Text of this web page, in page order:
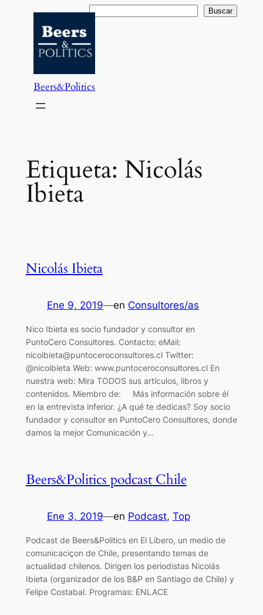
contenido
Buscar Buscar
Beers&Politics
Etiqueta: Nicolás
Ibieta
Nicolás Ibieta
Ene 9, 2019—en Consultores/as
Nico Ibieta es socio fundador y consultor en
PuntoCero Consultores. Contacto: eMail:
nicoibieta@puntoceroconsultores.cl Twitter:
@nicoibieta Web: www.puntoceroconsultores.cl En
nuestra web: Mira TODOS sus artículos, libros y
contenidos. Miembro de: Más información sobre él
en la entrevista inferior. ¿A qué te dedicas? Soy socio
fundador y consultor en PuntoCero Consultores, donde
damos la mejor Comunicación y…
Beers&Politics podcast Chile
Ene 3, 2019—en Podcast, Top
Podcast de Beers&Politics en El Líbero, un medio de
comunicaciçon de Chile, presentando temas de
actualidad chilenos. Dirigen los periodistas Nicolás
Ibieta (organizador de los B&P en Santiago de Chile) y
Felipe Costabal. Programas: ENLACE